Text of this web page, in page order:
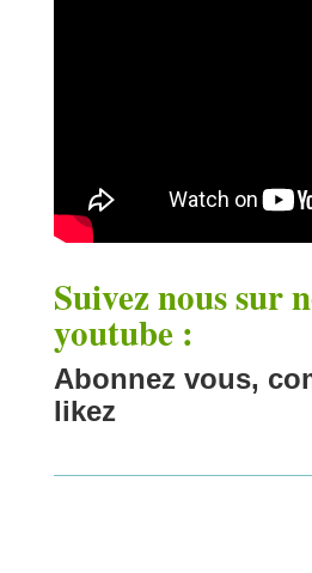
Suivez nous sur
youtube :
Abonnez vous,
likez